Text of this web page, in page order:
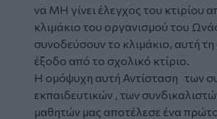
να ΜΗ γίνει έλεγχος του κτιρίου
κλιμάκιο του οργανισμού του
συνοδεύσουν το κλιμάκιο, αυτή
έξοδο από το σχολικό κτίριο.
Η ομόψυχη αυτή Αντίσταση των
εκπαιδευτικών , των
μαθητών μας αποτέλεσε ένα